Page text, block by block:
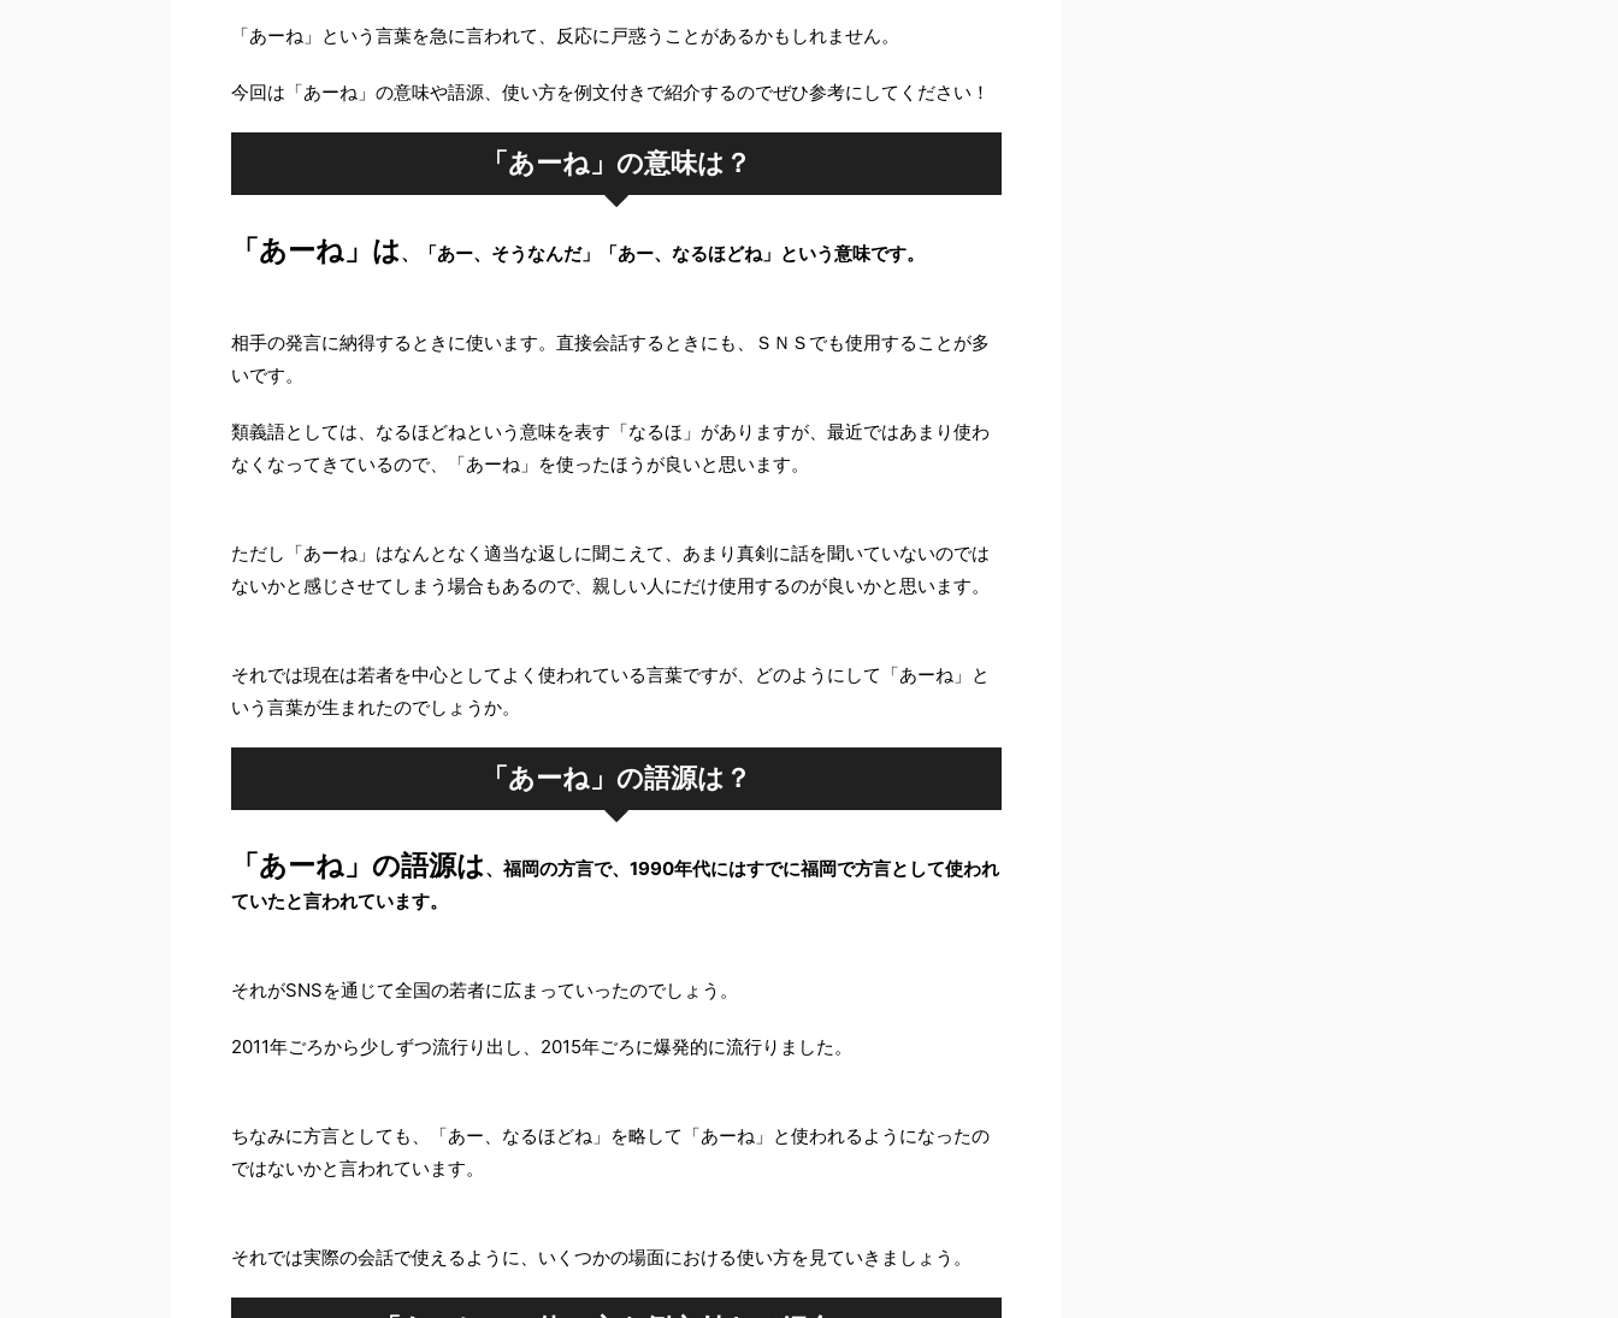
「あーね」という言葉を急に言われて、反応に戸惑うことがあるかもしれません。
今回は「あーね」の意味や語源、使い方を例文付きで紹介するのでぜひ参考にしてください！
「あーね」の意味は？
「あーね」は、「あー、そうなんだ」「あー、なるほどね」という意味です。
相手の発言に納得するときに使います。直接会話するときにも、ＳＮＳでも使用することが多
いです。
類義語としては、なるほどねという意味を表す「なるほ」がありますが、最近ではあまり使わ
なくなってきているので、「あーね」を使ったほうが良いと思います。
ただし「あーね」はなんとなく適当な返しに聞こえて、あまり真剣に話を聞いていないのでは
ないかと感じさせてしまう場合もあるので、親しい人にだけ使用するのが良いかと思います。
それでは現在は若者を中心としてよく使われている言葉ですが、どのようにして「あーね」と
いう言葉が生まれたのでしょうか。
「あーね」の語源は？
「あーね」の語源は、福岡の方言で、1990年代にはすでに福岡で方言として使われ
ていたと言われています。
それがSNSを通じて全国の若者に広まっていったのでしょう。
2011年ごろから少しずつ流行り出し、2015年ごろに爆発的に流行りました。
ちなみに方言としても、「あー、なるほどね」を略して「あーね」と使われるようになったの
ではないかと言われています。
それでは実際の会話で使えるように、いくつかの場面における使い方を見ていきましょう。